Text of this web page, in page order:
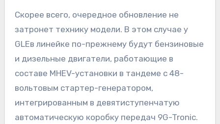
Скорее всего, очередное обновление не
затронет технику модели. В этом случае у
GLEв линейке по-прежнему будут бензиновые
и дизельные двигатели, работающие в
составе MHEV-установки в тандеме с 48-
вольтовым стартер-генератором,
интегрированным в девятиступенчатую
автоматическую коробку передач 9G-Tronic.